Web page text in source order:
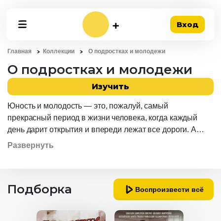
Вход
Главная Коллекции О подростках и молодежи
О подростках и молодежи
Изучить
Юность и молодость — это, пожалуй, самый
прекрасный период в жизни человека, когда каждый
день дарит открытия и впереди лежат все дороги. А
кроме того, именно в это время к людям приходит одно
огромным числом трудностей, сомнений и
переживаний, а новое нередко таит в себе нечто
опасное. Отличным поводом обсудить и решить все
проблемы может стать коллекция фильмов и
Развернуть
Подборка Воспроизвести всё